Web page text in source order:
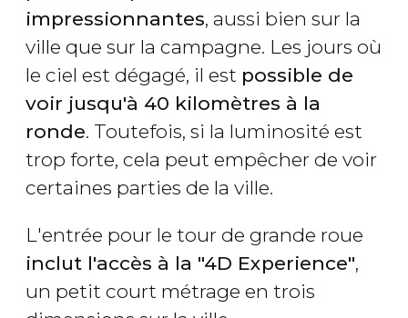
impressionnantes, aussi bien sur la
ville que sur la campagne. Les jours où
le ciel est dégagé, il est possible de
voir jusqu'à 40 kilomètres à la
ronde. Toutefois, si la luminosité est
trop forte, cela peut empêcher de voir
certaines parties de la ville.
L'entrée pour le tour de grande roue
inclut l'accès à la "4D Experience",
un petit court métrage en trois